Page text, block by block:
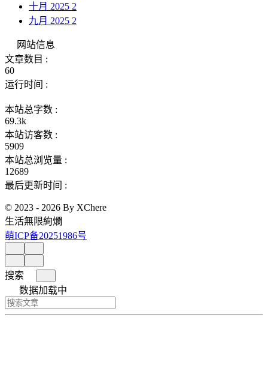
十月 2025 2
九月 2025 2
网站信息
文章数目 :
60
运行时间 :
本站总字数 :
69.3k
本站访客数 :
5909
本站总浏览量 :
12689
最后更新时间 :
© 2023 - 2026 By XChere
生活無限絢爛
萌ICP备20251986号
搜索
数据加载中